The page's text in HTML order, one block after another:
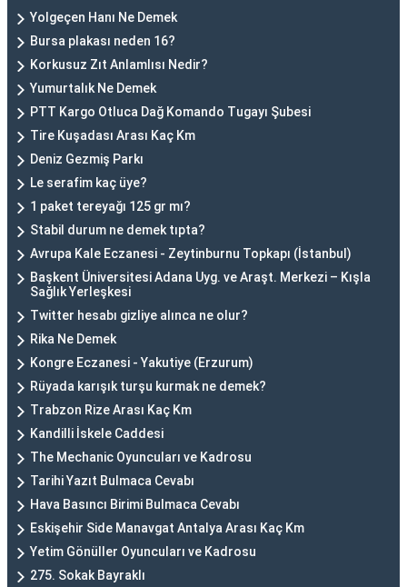
Yolgeçen Hanı Ne Demek
Bursa plakası neden 16?
Korkusuz Zıt Anlamlısı Nedir?
Yumurtalık Ne Demek
PTT Kargo Otluca Dağ Komando Tugayı Şubesi
Tire Kuşadası Arası Kaç Km
Deniz Gezmiş Parkı
Le serafim kaç üye?
1 paket tereyağı 125 gr mı?
Stabil durum ne demek tıpta?
Avrupa Kale Eczanesi - Zeytinburnu Topkapı (İstanbul)
Başkent Üniversitesi Adana Uyg. ve Araşt. Merkezi – Kışla
Sağlık Yerleşkesi
Twitter hesabı gizliye alınca ne olur?
Rika Ne Demek
Kongre Eczanesi - Yakutiye (Erzurum)
Rüyada karışık turşu kurmak ne demek?
Trabzon Rize Arası Kaç Km
Kandilli İskele Caddesi
The Mechanic Oyuncuları ve Kadrosu
Tarihi Yazıt Bulmaca Cevabı
Hava Basıncı Birimi Bulmaca Cevabı
Eskişehir Side Manavgat Antalya Arası Kaç Km
Yetim Gönüller Oyuncuları ve Kadrosu
275. Sokak Bayraklı